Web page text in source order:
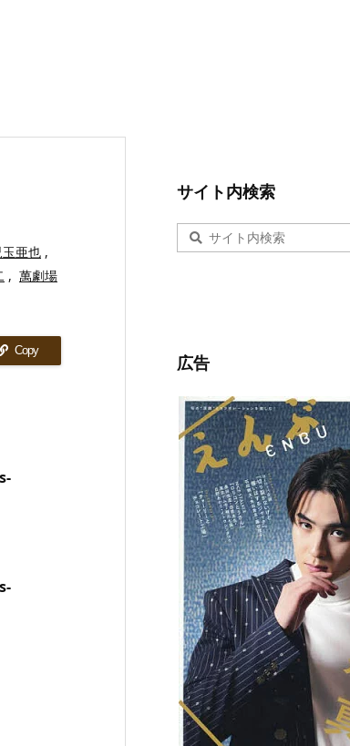
玉亜也 ,
, 萬劇場
Copy
サイト内検索
広告